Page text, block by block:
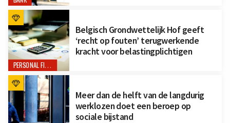
PERSONAL FINANCE
Belgisch Grondwettelijk Hof geeft
‘recht op fouten’ terugwerkende
kracht voor belastingplichtigen
Meer dan de helft van de langdurig
werklozen doet een beroep op
sociale bijstand